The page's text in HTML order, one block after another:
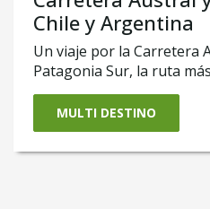
Chile y Argentina
Un viaje por la Carretera
Patagonia Sur, la ruta
Patagonia.
MULTI DESTINO